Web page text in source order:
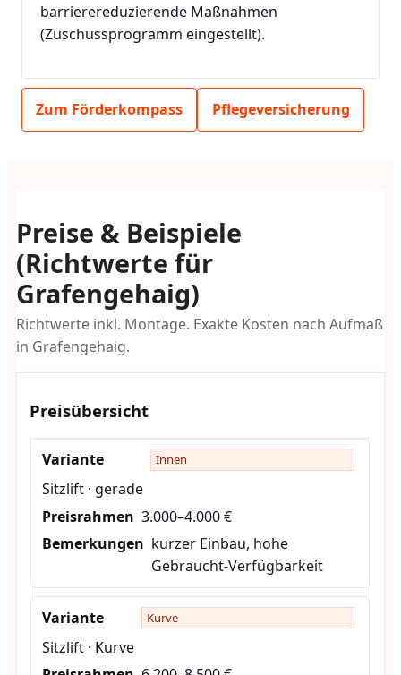
barrierereduzierende Maßnahmen
(Zuschussprogramm eingestellt).
Zum Förderkompass Pflegeversicherung
Preise & Beispiele
(Richtwerte für
Grafengehaig)
Richtwerte inkl. Montage. Exakte Kosten nach Aufmaß
in Grafengehaig.
Preisübersicht
Innen
Sitzlift · gerade
3.000–4.000 €
kurzer Einbau, hohe
Gebraucht-Verfügbarkeit
Kurve
Sitzlift · Kurve